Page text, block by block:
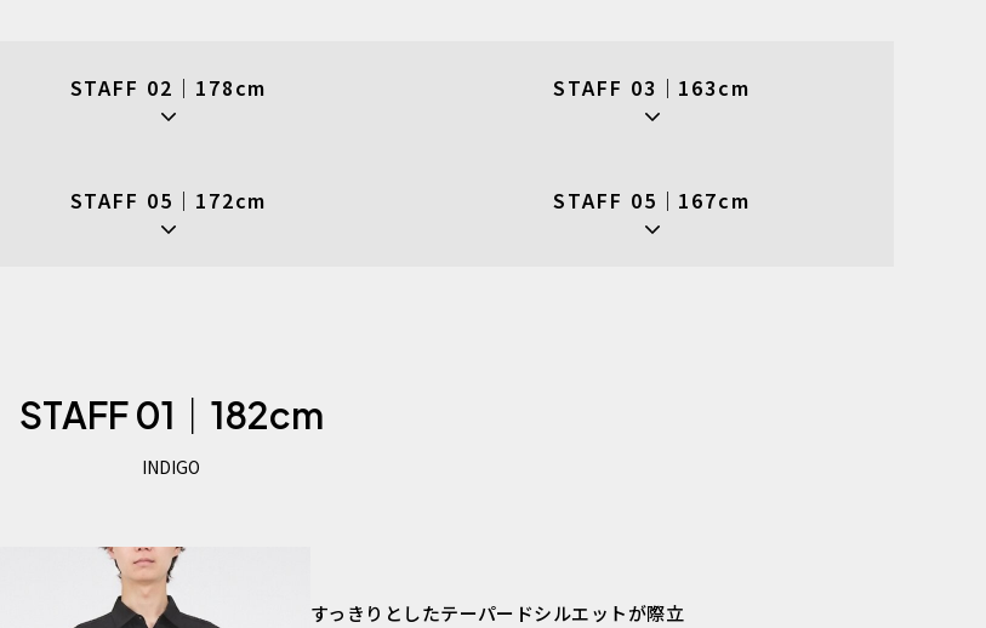
STAFF 02｜178cm STAFF 03｜163cm
STAFF 05｜172cm STAFF 05｜167cm
STAFF 01｜182cm
INDIGO
すっきりとしたテーパードシルエットが際立